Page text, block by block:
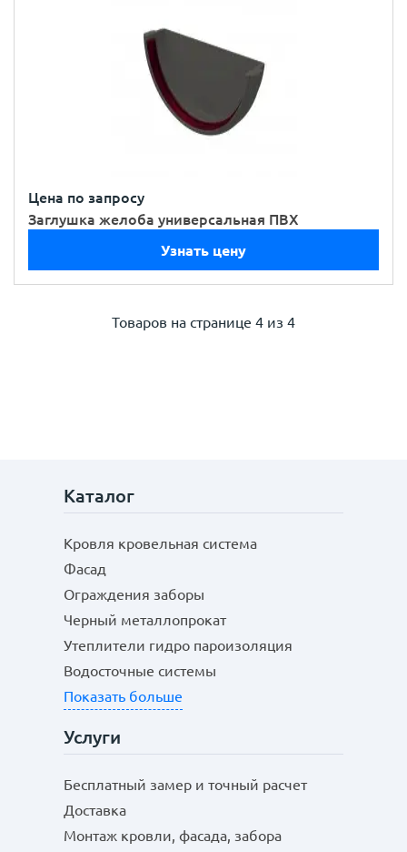
Цена по запросу
Заглушка желоба универсальная ПВХ
Узнать цену
Товаров на странице 4 из 4
Каталог
Кровля кровельная система
Фасад
Ограждения заборы
Черный металлопрокат
Утеплители гидро пароизоляция
Водосточные системы
Показать больше
Услуги
Бесплатный замер и точный расчет
Доставка
Монтаж кровли, фасада, забора